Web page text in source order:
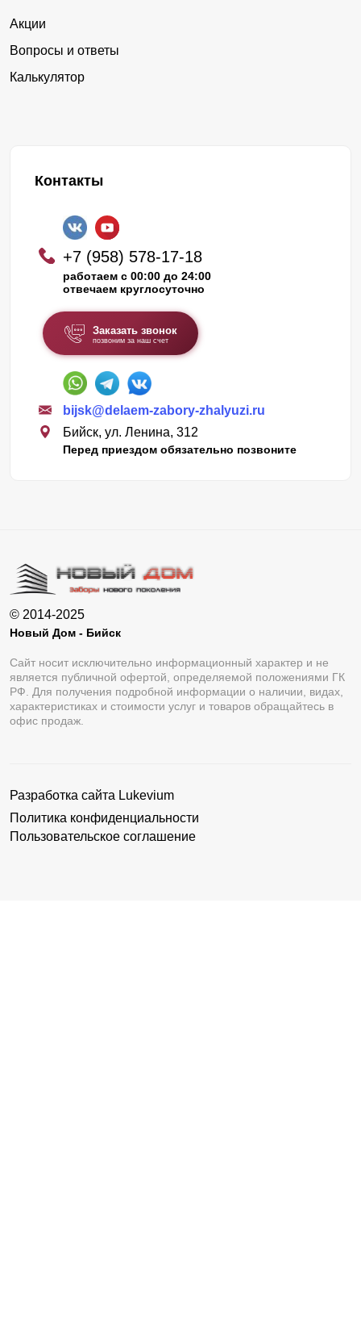
Акции
Вопросы и ответы
Калькулятор
Контакты
+7 (958) 578-17-18
работаем с 00:00 до 24:00
отвечаем круглосуточно
Заказать звонок
позвоним за наш счет
bijsk@delaem-zabory-zhalyuzi.ru
Бийск, ул. Ленина, 312
Перед приездом обязательно позвоните
© 2014-2025
Новый Дом - Бийск
Сайт носит исключительно информационный характер и не
является публичной офертой, определяемой положениями ГК
РФ. Для получения подробной информации о наличии, видах,
характеристиках и стоимости услуг и товаров обращайтесь в
офис продаж.
Разработка сайта Lukevium
Политика конфиденциальности
Пользовательское соглашение